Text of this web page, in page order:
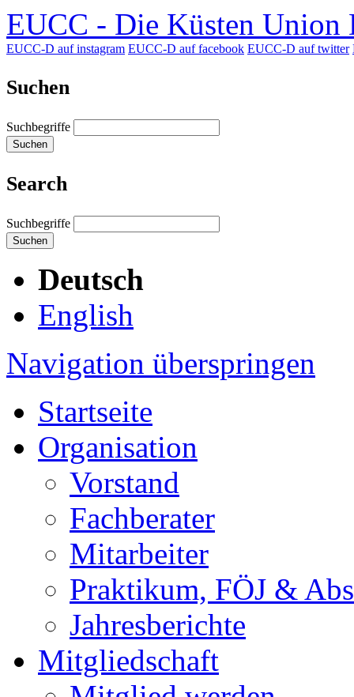
EUCC - Die Küsten Union
EUCC-D auf instagram EUCC-D auf facebook EUCC-D auf twitter
Suchen
Suchbegriffe
Suchen
Search
Suchbegriffe
Suchen
Deutsch
English
Navigation überspringen
Startseite
Organisation
Vorstand
Fachberater
Mitarbeiter
Praktikum, FÖJ &
Jahresberichte
Mitgliedschaft